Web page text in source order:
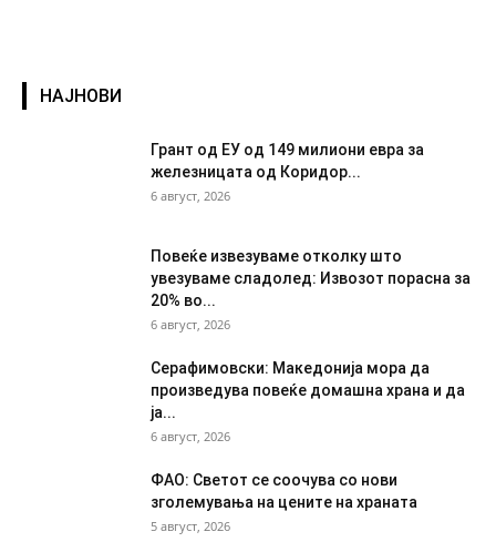
НАЈНОВИ
Грант од ЕУ од 149 милиони евра за
железницата од Коридор...
6 август, 2026
Повеќе извезуваме отколку што
увезуваме сладолед: Извозот порасна за
20% во...
6 август, 2026
Серафимовски: Македонија мора да
произведува повеќе домашна храна и да
ја...
6 август, 2026
ФАО: Светот се соочува со нови
зголемувања на цените на храната
5 август, 2026